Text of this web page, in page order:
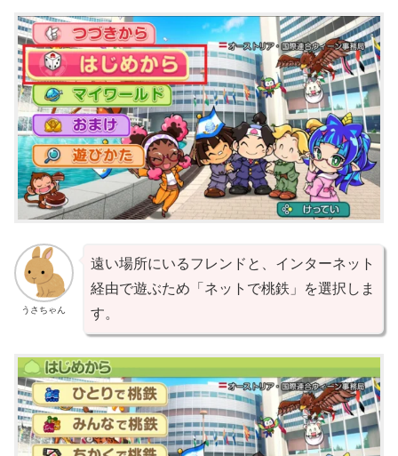
うさちゃん
遠い場所にいるフレンドと、インターネット
経由で遊ぶため「ネットで桃鉄」を選択しま
す。